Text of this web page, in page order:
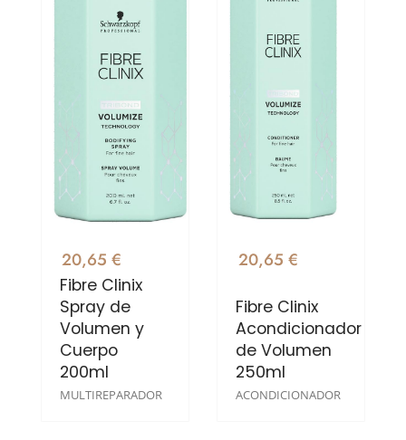
20,65 €
Fibre Clinix
Spray de
Volumen y
Cuerpo
200ml
MULTIREPARADOR
20,65 €
Fibre Clinix
Acondicionador
de Volumen
250ml
ACONDICIONADOR